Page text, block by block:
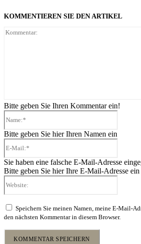
KOMMENTIEREN SIE DEN ARTIKEL
Bitte geben Sie Ihren Kommentar ein!
Bitte geben Sie hier Ihren Namen ein
Sie haben eine falsche E-Mail-Adresse
Bitte geben Sie hier Ihre E-Mail-Adresse ein
Speichern Sie meinen Namen, meine E-Mail-
den nächsten Kommentar in diesem Browser.